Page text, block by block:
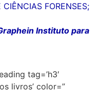
FORENSES;
Instituto para
tag=’h3′
livros’ color=”